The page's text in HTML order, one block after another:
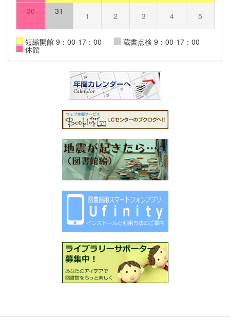
30 31 1 2 3 4 5
短縮開館 9：00-17：00 蔵書点検 9：00-17：00
休館